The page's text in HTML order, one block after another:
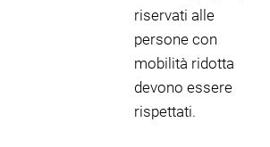
riservati alle
persone con
mobilità ridotta
devono essere
rispettati.